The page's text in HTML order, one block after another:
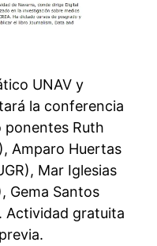
UNAV y
la conferencia
ponentes Ruth
Amparo Huertas
Mar Iglesias
Gema Santos
Actividad gratuita